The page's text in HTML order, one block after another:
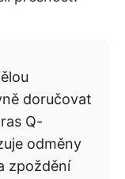
doručovat
Q-
odměny
zpoždění